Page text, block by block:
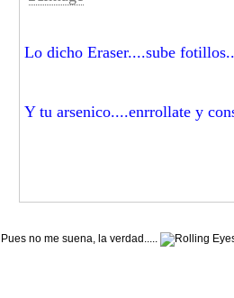
Lo dicho Eraser....sube
Y tu arsenico....enrrollate y
Pues no me suena, la verdad.....